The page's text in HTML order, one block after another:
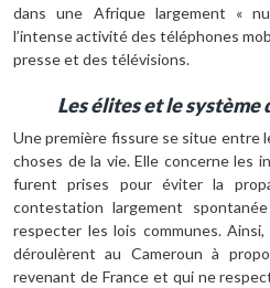
dans une Afrique largement «
l’intense activité des téléphones
presse et des télévisions.
Les élites et le système
Une première fissure se situe entre
choses de la vie. Elle concerne les
furent prises pour éviter la
contestation largement
respecter les lois communes.
déroulèrent au Cameroun à
revenant de France et qui ne